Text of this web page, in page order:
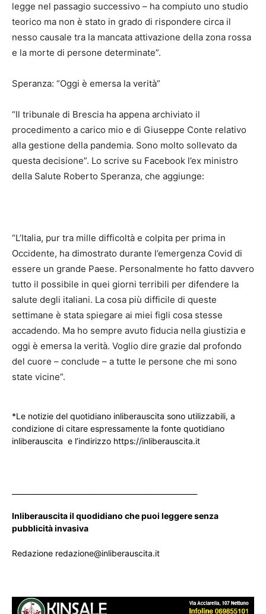
legge nel passagio successivo – ha compiuto uno studio
teorico ma non è stato in grado di rispondere circa il
nesso causale tra la mancata attivazione della zona rossa
e la morte di persone determinate”.
Speranza: “Oggi è emersa la verità”
“Il tribunale di Brescia ha appena archiviato il
procedimento a carico mio e di Giuseppe Conte relativo
alla gestione della pandemia. Sono molto sollevato da
questa decisione”. Lo scrive su Facebook l’ex ministro
della Salute Roberto Speranza, che aggiunge:
“L’Italia, pur tra mille difficoltà e colpita per prima in
Occidente, ha dimostrato durante l’emergenza Covid di
essere un grande Paese. Personalmente ho fatto davvero
tutto il possibile in quei giorni terribili per difendere la
salute degli italiani. La cosa più difficile di queste
settimane è stata spiegare ai miei figli cosa stesse
accadendo. Ma ho sempre avuto fiducia nella giustizia e
oggi è emersa la verità. Voglio dire grazie dal profondo
del cuore – conclude – a tutte le persone che mi sono
state vicine”.
*Le notizie del quotidiano inliberauscita sono utilizzabili, a
condizione di citare espressamente la fonte quotidiano
inliberauscita e l’indirizzo https://inliberauscita.it
Inliberauscita il quodidiano che puoi leggere senza
pubblicità invasiva
Redazione redazione@inliberauscita.it